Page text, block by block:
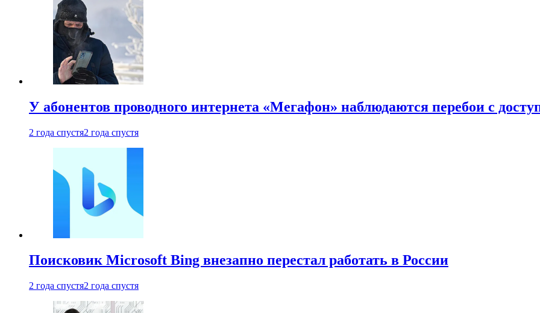
У абонентов проводного интернета «Мегафон» наблюдаются перебои с
2 года спустя2 года спустя
Поисковик Microsoft Bing внезапно перестал работать в России
2 года спустя2 года спустя